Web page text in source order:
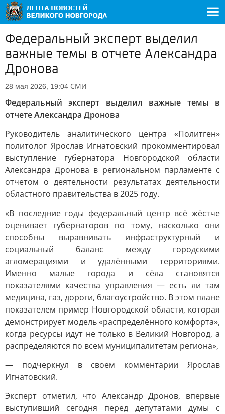
Федеральный эксперт выделил
важные темы в отчете Александра
Дронова
28 мая 2026, 19:04 СМИ
Федеральный эксперт выделил важные темы в
отчете Александра Дронова
Руководитель аналитического центра «Политген»
политолог Ярослав Игнатовский прокомментировал
выступление губернатора Новгородской области
Александра Дронова в региональном парламенте с
отчетом о деятельности результатах деятельности
областного правительства в 2025 году.
«В последние годы федеральный центр всё жёстче
оценивает губернаторов по тому, насколько они
способны выравнивать инфраструктурный и
социальный баланс между городскими
агломерациями и удалёнными территориями.
Именно малые города и сёла становятся
показателями качества управления — есть ли там
медицина, газ, дороги, благоустройство. В этом плане
показателем пример Новгородской области, которая
демонстрирует модель «распределённого комфорта»,
когда ресурсы идут не только в Великий Новгород, а
распределяются по всем муниципалитетам региона»,
— подчеркнул в своем комментарии Ярослав
Игнатовский.
Эксперт отметил, что Александр Дронов, впервые
выступивший сегодня перед депутатами думы с